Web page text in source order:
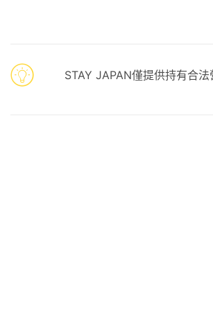
STAY JAPAN僅提供持有合